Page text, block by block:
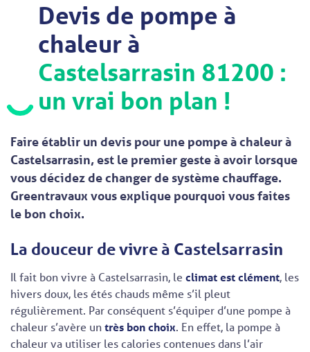
Devis de pompe à
chaleur à
Castelsarrasin 81200 :
un vrai bon plan !
Faire établir un devis pour une pompe à chaleur à
Castelsarrasin, est le premier geste à avoir lorsque
vous décidez de changer de système chauffage.
Greentravaux vous explique pourquoi vous faites
le bon choix.
La douceur de vivre à Castelsarrasin
Il fait bon vivre à Castelsarrasin, le climat est clément, les
hivers doux, les étés chauds même s’il pleut
régulièrement. Par conséquent s’équiper d’une pompe à
chaleur s’avère untrès bon choix. En effet, la pompe à
chaleur va utiliser les calories contenues dans l’air